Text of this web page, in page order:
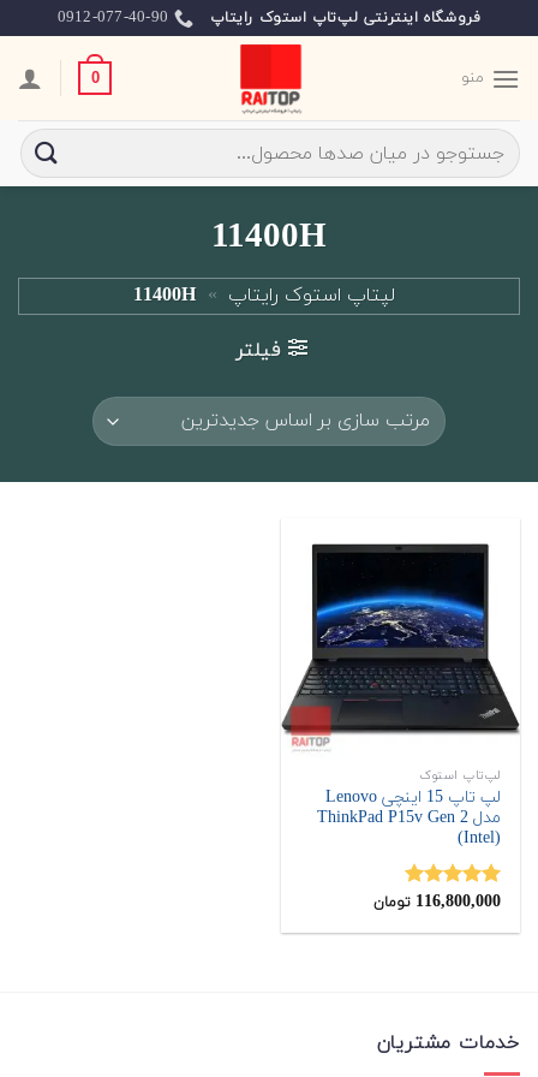
to
content
فروشگاه اینترنتی لپ‌تاپ استوک رایتاپ 0912-077-40-90
منو 0
جستجو
برای:
11400H
لپتاپ استوک رایتاپ »
11400H
فیلتر
لپ‌تاپ استوک
لپ تاپ 15 اینچی Lenovo
مدل ThinkPad P15v Gen 2
(Intel)
نمره5.00
116,800,000 تومان
خدمات مشتریان